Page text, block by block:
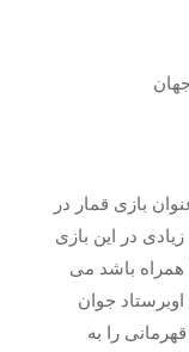
بازی قمار در
در این بازی
همراه باشد می
جوان
را به